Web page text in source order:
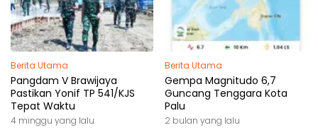
Berita Utama
Pangdam V Brawijaya
Pastikan Yonif TP 541/KJS
Tepat Waktu
4 minggu yang lalu
Berita Utama
Gempa Magnitudo 6,7
Guncang Tenggara Kota
Palu
2 bulan yang lalu